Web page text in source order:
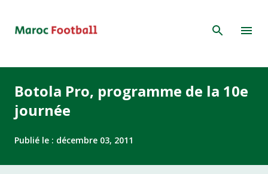
Botola Pro, programme de la 10e
journée
Publié le : décembre 03, 2011